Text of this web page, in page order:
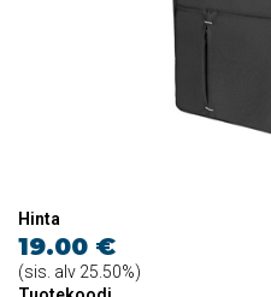
Hinta
19.00 €
(sis. alv 25.50%)